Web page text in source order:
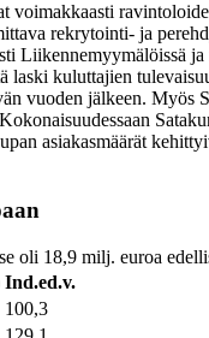
rekrytointi- ja
Liikennemyymälöissä
kuluttajien
vuoden jälkeen. Myös
asiakasmäärät
oli 18,9 milj. euroa
Ind.ed.v.
100,3